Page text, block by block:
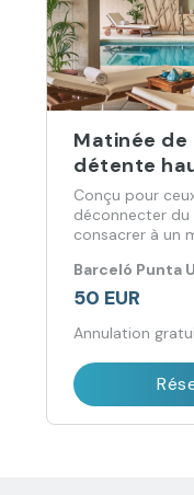
Matinée
détente
Conçu pour
déconnecter
consacrer à un
dans un
Barceló Punta
50 EUR
Annulation